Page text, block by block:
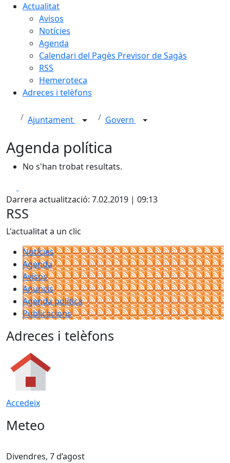
Actualitat
Avisos
Notícies
Agenda
Calendari del Pagès Previsor de Sagàs
RSS
Hemeroteca
Adreces i telèfons
Ajuntament Govern
Agenda política
No s'han trobat resultats.
Darrera actualització: 7.02.2019 | 09:13
RSS
L'actualitat a un clic
Notícies
Agenda
Avisos
Anuncis
Agenda política
Publicacions
Adreces i telèfons
Accedeix
Meteo
Divendres, 7 d’agost